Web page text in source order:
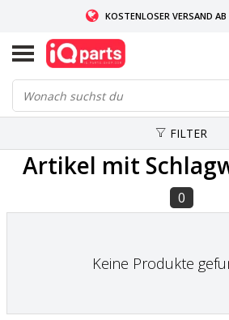
KOSTENLOSER VERSAND
WENN AUF LAGER: VOR 14:00 UHR BESTELLT,
WELTWEITE
FILTER
Artikel mit
0
Keine Produkte